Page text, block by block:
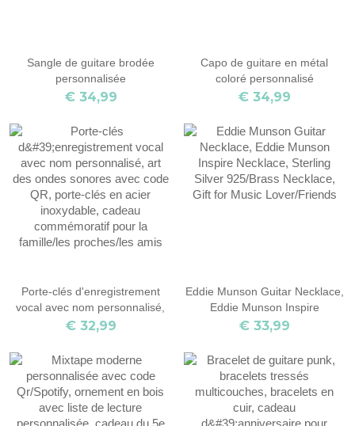
Sangle de guitare brodée
personnalisée
€ 34,99
Capo de guitare en métal
coloré personnalisé
€ 34,99
Porte-clés d'enregistrement
vocal avec nom personnalisé,
art des ondes sonores avec
inoxydable, cadeau
commémoratif pour la
famille/les proches/les amis
€ 32,99
Eddie Munson Guitar Necklace,
Eddie Munson Inspire
Necklace, Sterling Silver
Music Lover/Friends
€ 33,99